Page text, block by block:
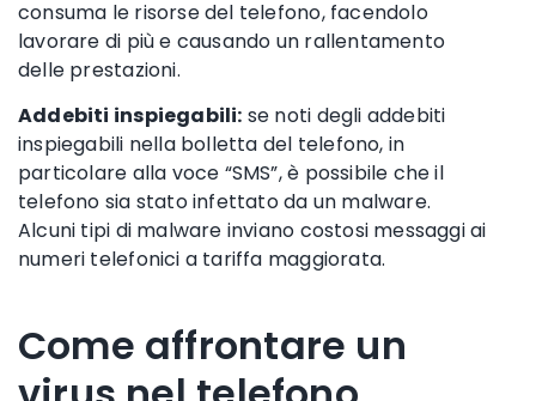
consuma le risorse del telefono, facendolo
lavorare di più e causando un rallentamento
delle prestazioni.
Addebiti inspiegabili: se noti degli addebiti
inspiegabili nella bolletta del telefono, in
particolare alla voce “SMS”, è possibile che il
telefono sia stato infettato da un malware.
Alcuni tipi di malware inviano costosi messaggi ai
numeri telefonici a tariffa maggiorata.
Come affrontare un